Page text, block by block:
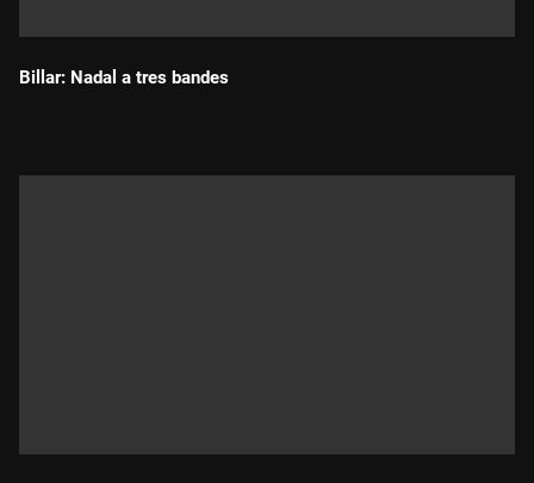
Billar: Nadal a tres bandes